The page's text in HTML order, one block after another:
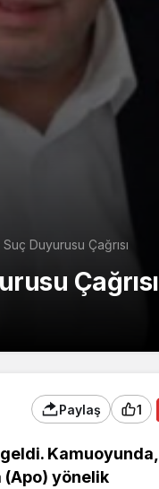
Duyurusu Çağrısı
Çağrısı
Paylaş 1
Kamuoyunda,
(Apo) yönelik